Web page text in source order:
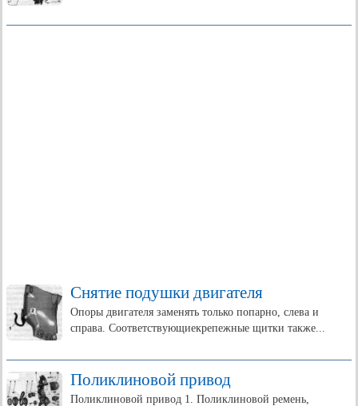
Снятие подушки двигателя
Опоры двигателя заменять только попарно, слева и
справа. Соответствующиекрепежные щитки также...
Поликлиновой привод
Поликлиновой привод 1. Поликлиновой ремень,